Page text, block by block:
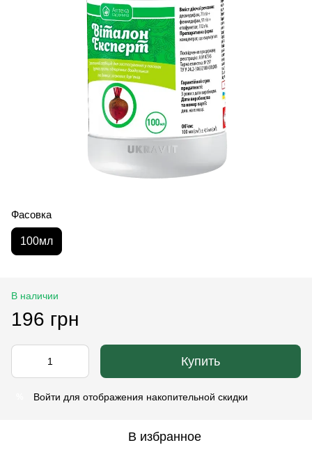
Фасовка
100мл
В наличии
196 грн
Купить
Войти для отображения накопительной скидки
В избранное